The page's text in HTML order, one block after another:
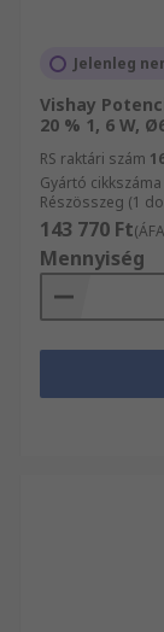
Jelenleg
Vishay
20 % 1, 6 W,
RS raktári szám
Gyártó cikkszáma
Részösszeg (1
143 770 Ft
Mennyiség